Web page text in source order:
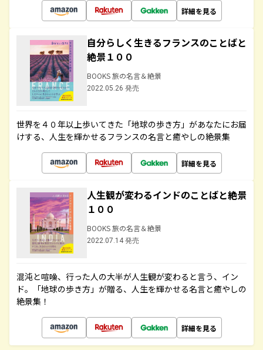
詳細を見る
自分らしく生きるフランスのことばと
絶景１００
BOOKS 旅の名言＆絶景
2022.05.26 発売
世界を４０年以上歩いてきた「地球の歩き方」があなたにお届
けする、人生を輝かせるフランスの名言と癒やしの絶景集
詳細を見る
人生観が変わるインドのことばと絶景
１００
BOOKS 旅の名言＆絶景
2022.07.14 発売
混沌と喧噪、行った人の大半が人生観が変わると言う、イン
ド。「地球の歩き方」が贈る、人生を輝かせる名言と癒やしの
絶景集！
詳細を見る